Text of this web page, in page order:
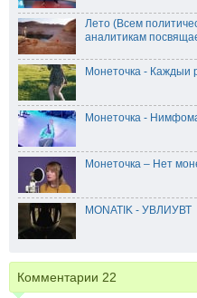
Лето (Всем
аналитикам
Монеточка - Каждыи
Монеточка -
Монеточка – Нет
MONATIK - УВЛИУВТ
Комментарии 22